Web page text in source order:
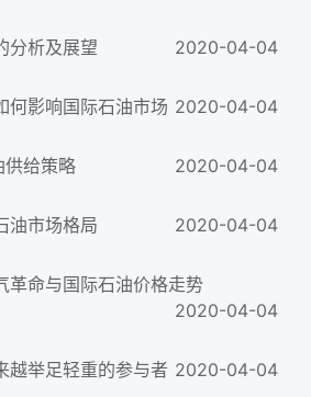
分析及展望 2020-04-04
何影响国际石油市场 2020-04-04
供给策略 2020-04-04
油市场格局 2020-04-04
革命与国际石油价格走势
2020-04-04
越举足轻重的参与者 2020-04-04